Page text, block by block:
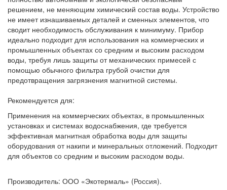
решением, не меняющим химический состав воды. Устройство
не имеет изнашиваемых деталей и сменных элементов, что
сводит необходимость обслуживания к минимуму. Прибор
идеально подходит для использования на коммерческих и
промышленных объектах со средним и высоким расходом
воды, требуя лишь защиты от механических примесей с
помощью обычного фильтра грубой очистки для
предотвращения загрязнения магнитной системы.
Рекомендуется для:
Применения на коммерческих объектах, в промышленных
установках и системах водоснабжения, где требуется
эффективная магнитная обработка воды для защиты
оборудования от накипи и минеральных отложений. Подходит
для объектов со средним и высоким расходом воды.
Производитель: ООО «Экотермаль» (Россия).